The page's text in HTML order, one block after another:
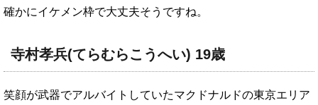
確かにイケメン枠で大丈夫そうですね。
寺村孝兵(てらむらこうへい) 19歳
笑顔が武器でアルバイトしていたマクドナルドの東京エリア